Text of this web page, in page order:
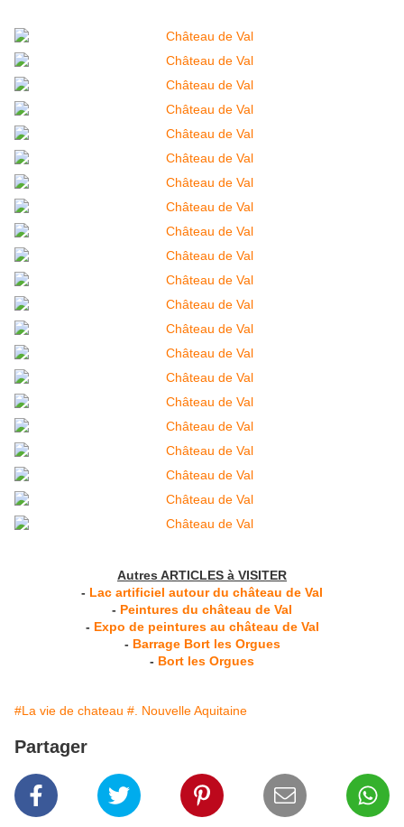
Autres ARTICLES à VISITER
- Lac artificiel autour du château de Val
- Peintures du château de Val
- Expo de peintures au château de Val
- Barrage Bort les Orgues
- Bort les Orgues
#La vie de chateau #. Nouvelle Aquitaine
Partager